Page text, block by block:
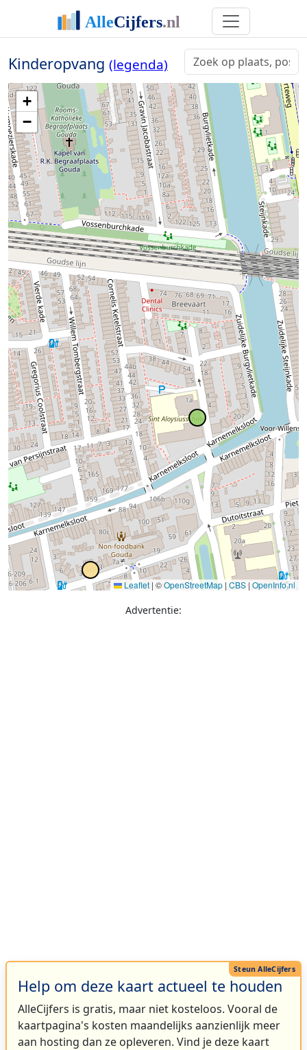
Kinderopvang (legenda)
+
−
Leaflet | ©OpenStreetMap | CBS | OpenInfo.nl
Advertentie:
Help om deze kaart actueel te houden
AlleCijfers is gratis, maar niet kosteloos. Vooral de
kaartpagina's kosten maandelijks aanzienlijk meer
aan hosting dan ze opleveren. Vind je deze kaart